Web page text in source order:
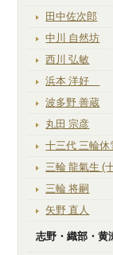
田中佐次郎
中川 自然坊
西川 弘敏
浜本 洋好
波多野 善蔵
丸田 宗彦
十三代 三輪休
三輪 龍氣生 (
三輪 将嗣
矢野 直人
志野・織部・黄